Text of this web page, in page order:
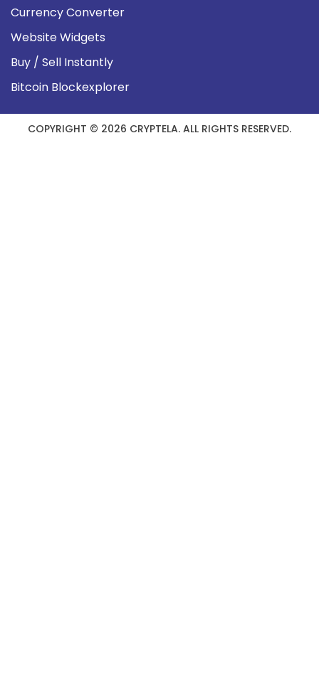
Currency Converter
Website Widgets
Buy / Sell Instantly
Bitcoin Blockexplorer
COPYRIGHT © 2026 CRYPTELA. ALL RIGHTS RESERVED.